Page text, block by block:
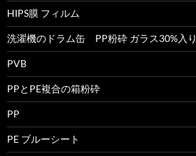
HIPS膜 フィルム
洗濯機のドラム缶 PP粉砕 ガラス30%入り
PVB
PPとPE複合の箱粉砕
PP
PE ブルーシート